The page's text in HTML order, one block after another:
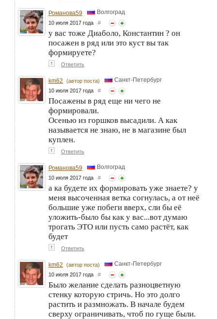
Романова59 Волгоград
10 июля 2017 года #
у вас тоже Диаболо, Константин ? он
посажен в ряд или это куст вы так
формируете?
↑ Ответить
km62 (автор поста) Санкт-Петербург
10 июля 2017 года #
Посажены в ряд еще ни чего не
формировали.
Осенью из горшков высадили. А как
называется не знаю, не в магазине был
куплен.
↑ Ответить
Романова59 Волгоград
10 июля 2017 года #
а ка будете их формировать уже знаете? у
меня высоченная ветка согнулась, а от неё
большие уже побеги вверх, сли бы её
уложить-было бы как у вас...вот думаю
трогать ЭТО или пусть само растёт, как
будет
↑ Ответить
km62 (автор поста) Санкт-Петербург
10 июля 2017 года #
Было желание сделать разноцветную
стенку которую стричь. Но это долго
растить и размножать. В начале будем
сверху ограничивать, чтоб по гуще были.